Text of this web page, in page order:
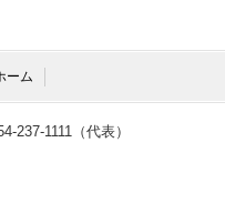
[11]. 学部専門科
ーム
237-1111（代表）